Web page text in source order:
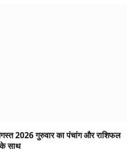
2026 गुरुवार का पंचांग और राशिफल
के साथ